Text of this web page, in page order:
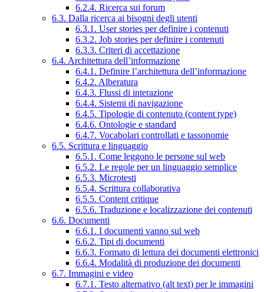
6.2.4. Ricerca sui forum
6.3. Dalla ricerca ai bisogni degli utenti
6.3.1. User stories per definire i contenuti
6.3.2. Job stories per definire i contenuti
6.3.3. Criteri di accettazione
6.4. Architettura dell’informazione
6.4.1. Definire l’architettura dell’informazione
6.4.2. Alberatura
6.4.3. Flussi di interazione
6.4.4. Sistemi di navigazione
6.4.5. Tipologie di contenuto (content type)
6.4.6. Ontologie e standard
6.4.7. Vocabolari controllati e tassonomie
6.5. Scrittura e linguaggio
6.5.1. Come leggono le persone sul web
6.5.2. Le regole per un linguaggio semplice
6.5.3. Microtesti
6.5.4. Scrittura collaborativa
6.5.5. Content critique
6.5.6. Traduzione e localizzazione dei contenuti
6.6. Documenti
6.6.1. I documenti vanno sul web
6.6.2. Tipi di documenti
6.6.3. Formato di lettura dei documenti elettronici
6.6.4. Modalità di produzione dei documenti
6.7. Immagini e video
6.7.1. Testo alternativo (alt text) per le immagini